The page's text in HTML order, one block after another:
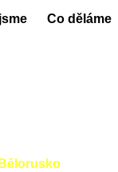
Co děláme
Bělorusko